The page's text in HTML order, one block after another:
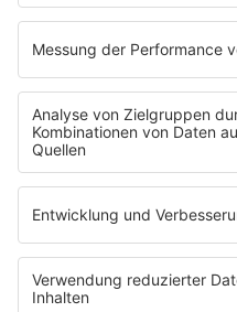
Übersicht
bigFM App
radio.de
radioplayer.de
Partner
WERBUNG
Leistungen und Produkte
Mediadaten und Preisliste
Ansprechpartner